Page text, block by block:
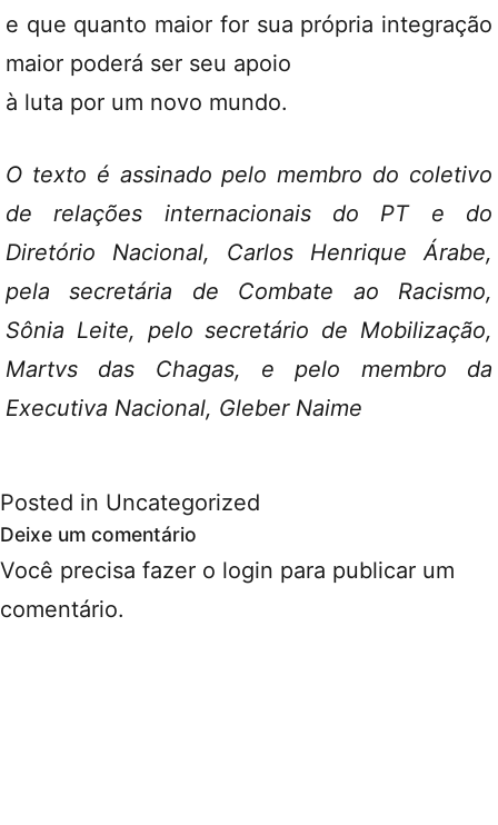
e que quanto maior for sua própria integração
maior poderá ser seu apoio
à luta por um novo mundo.
O texto é assinado pelo membro do coletivo
de relações internacionais do PT e do
Diretório Nacional, Carlos Henrique Árabe,
pela secretária de Combate ao Racismo,
Sônia Leite, pelo secretário de Mobilização,
Martvs das Chagas, e pelo membro da
Executiva Nacional, Gleber Naime
Posted in Uncategorized
Deixe um comentário
Você precisa fazer o login para publicar um
comentário.